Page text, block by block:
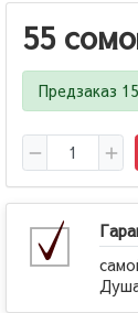
55
Предзаказ